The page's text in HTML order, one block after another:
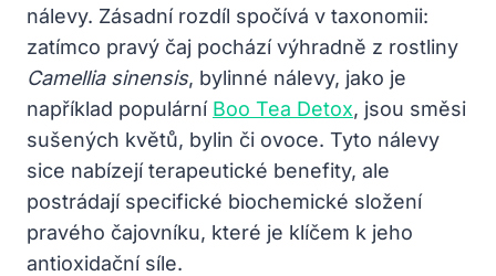
nálevy. Zásadní rozdíl spočívá v taxonomii:
zatímco pravý čaj pochází výhradně z rostliny
Camellia sinensis, bylinné nálevy, jako je
například populární Boo Tea Detox, jsou směsi
sušených květů, bylin či ovoce. Tyto nálevy
sice nabízejí terapeutické benefity, ale
postrádají specifické biochemické složení
pravého čajovníku, které je klíčem k jeho
antioxidační síle.